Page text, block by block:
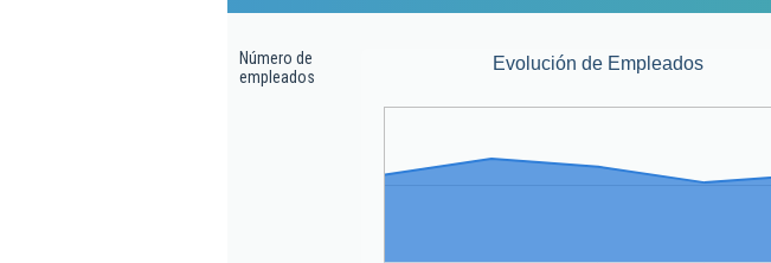
Número de
empleados
Evolución de Empleados